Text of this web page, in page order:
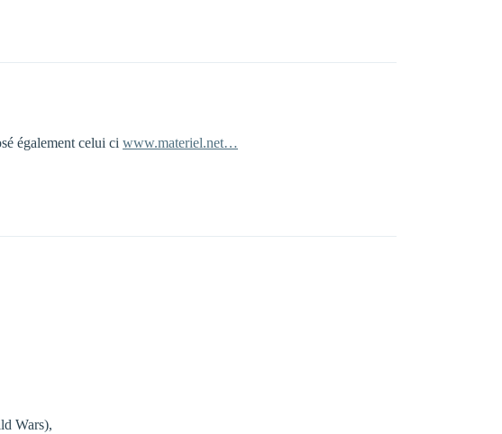
également celui ci www.materiel.net…
Wars),